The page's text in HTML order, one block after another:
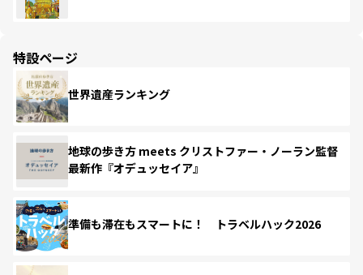
特設ページ
世界遺産ランキング
地球の歩き方 meets クリストファー・ノーラン監督
最新作『オデュッセイア』
準備も滞在もスマートに！ トラベルハック2026